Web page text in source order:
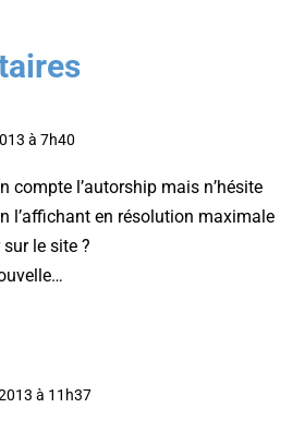
à 7h40
compte l’autorship mais n’hésite
l’affichant en résolution maximale
le site ?
à 11h37